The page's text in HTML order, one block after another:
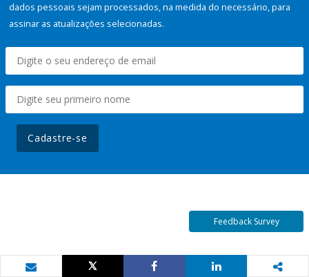
dados pessoais sejam processados, na medida do necessário, para
assinar as atualizações selecionadas.
Cadastre-se
Feedback Survey